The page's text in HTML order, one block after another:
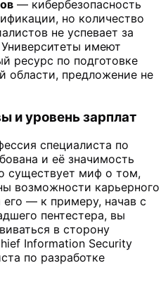
— кибербезопасность
но количество
не успевает за
имеют
ресурс по подготовке
области, предложение не
и уровень зарплат
специалиста по
и её значимость
существует миф о том,
возможности карьерного
его — к примеру, начав с
пентестера, вы
в сторону
Information Security
по разработке